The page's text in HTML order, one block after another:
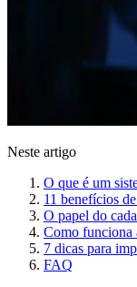
Neste artigo
O que é um
11 benefícios
O papel do
Como funciona
7 dicas para
FAQ